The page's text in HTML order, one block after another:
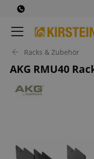
Racks & Zubehör
AKG RMU40